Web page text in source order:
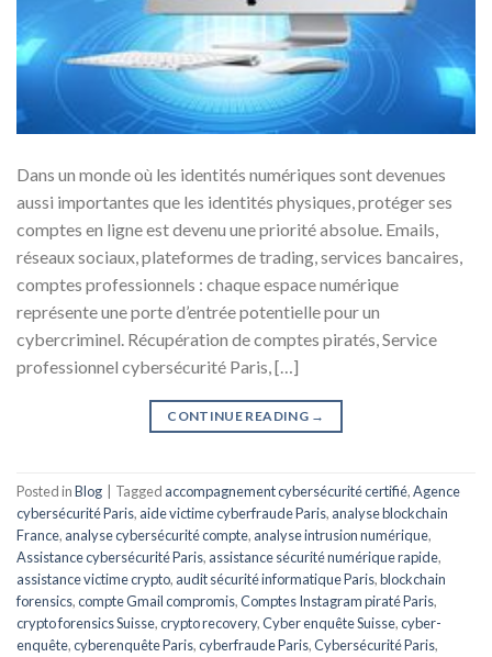
Dans un monde où les identités numériques sont devenues
aussi importantes que les identités physiques, protéger ses
comptes en ligne est devenu une priorité absolue. Emails,
réseaux sociaux, plateformes de trading, services bancaires,
comptes professionnels : chaque espace numérique
représente une porte d’entrée potentielle pour un
cybercriminel. Récupération de comptes piratés, Service
professionnel cybersécurité Paris, […]
CONTINUE READING →
Posted inBlog Tagged accompagnement cybersécurité certifié,Agence
cybersécurité Paris, aide victime cyberfraude Paris, analyse blockchain
France, analyse cybersécurité compte, analyse intrusion numérique,
Assistance cybersécurité Paris, assistance sécurité numérique rapide,
assistance victime crypto, audit sécurité informatique Paris,blockchain
forensics,compte Gmail compromis,Comptes Instagram piraté Paris,
crypto forensics Suisse,crypto recovery,Cyber enquête Suisse,cyber-
enquête,cyberenquête Paris,cyberfraude Paris,Cybersécurité Paris,